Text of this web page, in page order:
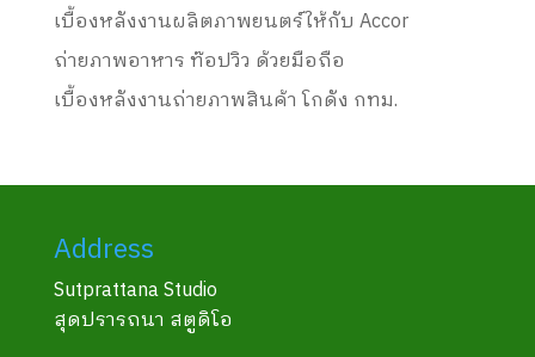
เบื้องหลังงานผลิตภาพยนตร์ให้กับ Accor
ถ่ายภาพอาหาร ท๊อปวิว ด้วยมือถือ
เบื้องหลังงานถ่ายภาพสินค้า โกดัง กทม.
Address
Sutprattana Studio
สุดปรารถนา สตูดิโอ